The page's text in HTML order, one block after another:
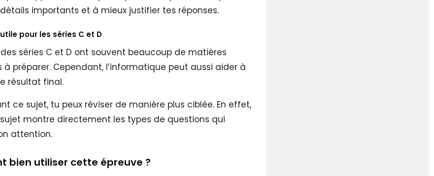
importants et à mieux justifier tes réponses.
pour les séries C et D
des séries C et D ont souvent beaucoup de matières
à préparer. Cependant, l’informatique peut aussi aider à
résultat final.
ce sujet, tu peux réviser de manière plus ciblée. En effet,
montre directement les types de questions qui
attention.
bien utiliser cette épreuve ?